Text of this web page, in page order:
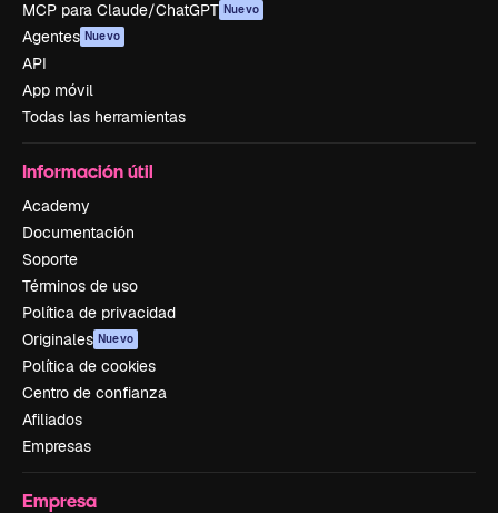
MCP para Claude/ChatGPT Nuevo
Agentes Nuevo
API
App móvil
Todas las herramientas
Información útil
Academy
Documentación
Soporte
Términos de uso
Política de privacidad
Originales Nuevo
Política de cookies
Centro de confianza
Afiliados
Empresas
Empresa